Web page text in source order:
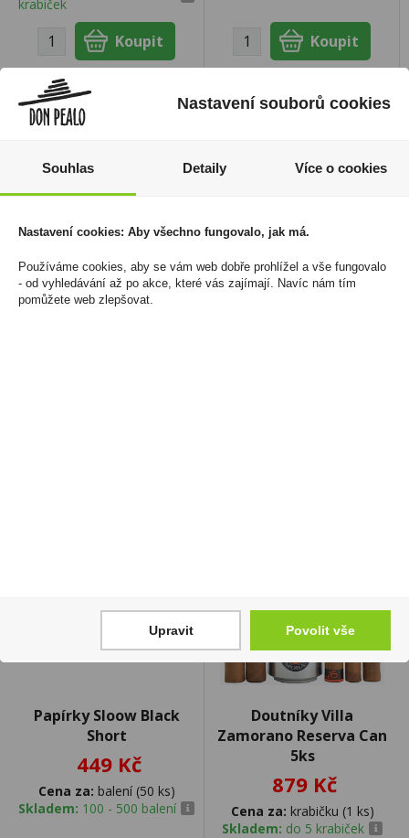
krabiček
Doutníky Cohiba Mini
Papírky Sloow Black
Short
449 Kč
Cena za: balení (50 ks)
Skladem: 100 - 500 balení
Doutníky Villa
Zamorano Reserva Can
5ks
879 Kč
Cena za: krabičku (1 ks)
Skladem: do 5 krabiček
Nastavení souborů cookies
Souhlas Detaily Více o cookies
Nastavení cookies: Aby všechno fungovalo, jak má.
Používáme cookies, aby se vám web dobře prohlížel a vše fungovalo
- od vyhledávání až po akce, které vás zajímají. Navíc nám tím
pomůžete web zlepšovat.
Upravit Povolit vše